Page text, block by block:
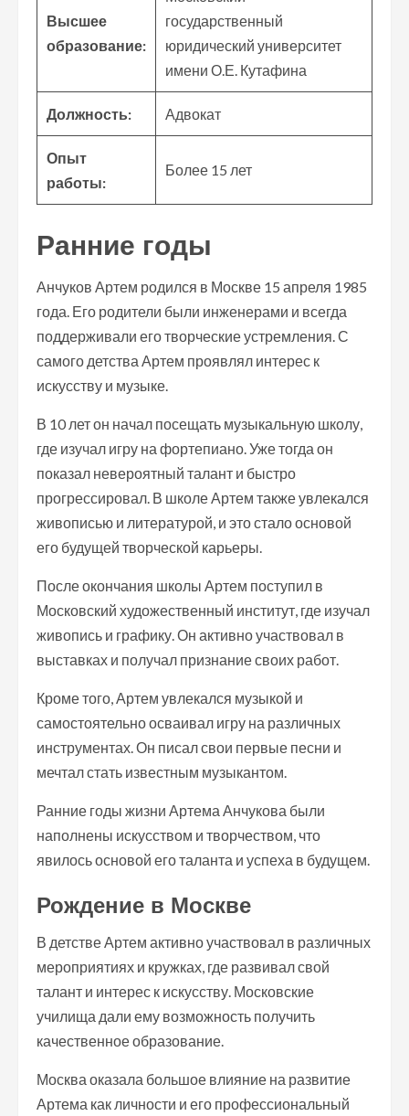
Высшее
образование:
государственный
юридический университет
имени О.Е. Кутафина
Должность: Адвокат
Опыт
работы:
Более 15 лет
Ранние годы
Анчуков Артем родился в Москве 15 апреля 1985
года. Его родители были инженерами и всегда
поддерживали его творческие устремления. С
самого детства Артем проявлял интерес к
искусству и музыке.
В 10 лет он начал посещать музыкальную школу,
где изучал игру на фортепиано. Уже тогда он
показал невероятный талант и быстро
прогрессировал. В школе Артем также увлекался
живописью и литературой, и это стало основой
его будущей творческой карьеры.
После окончания школы Артем поступил в
Московский художественный институт, где изучал
живопись и графику. Он активно участвовал в
выставках и получал признание своих работ.
Кроме того, Артем увлекался музыкой и
самостоятельно осваивал игру на различных
инструментах. Он писал свои первые песни и
мечтал стать известным музыкантом.
Ранние годы жизни Артема Анчукова были
наполнены искусством и творчеством, что
явилось основой его таланта и успеха в будущем.
Рождение в Москве
В детстве Артем активно участвовал в различных
мероприятиях и кружках, где развивал свой
талант и интерес к искусству. Московские
училища дали ему возможность получить
качественное образование.
Москва оказала большое влияние на развитие
Артема как личности и его профессиональный